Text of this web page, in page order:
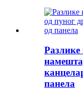
Разлике
панела